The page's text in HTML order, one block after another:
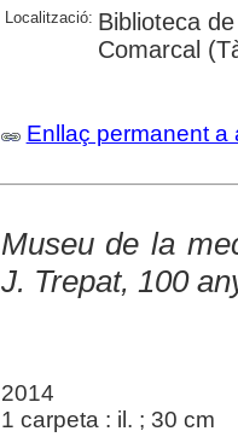
Localització: Biblioteca
Comarcal
Enllaç permanent a
Museu de la
J. Trepat, 100
2014
1 carpeta : il. ; 30 cm